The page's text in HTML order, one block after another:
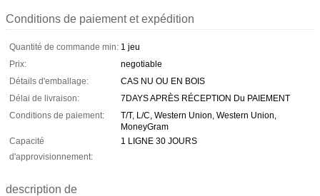
Conditions de paiement et expédition
Quantité de commande min: 1 jeu
Prix:
negotiable
Détails d'emballage:
CAS NU OU EN BOIS
Délai de livraison:
7DAYS APRÈS RÉCEPTION Du PAIEMENT
Conditions de paiement:
T/T, L/C, Western Union, Western Union,
MoneyGram
Capacité
d'approvisionnement:
1 LIGNE 30 JOURS
description de